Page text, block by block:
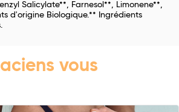
Salicylate**, Farnesol**, Limonene**,
d'origine Biologique.** Ingrédients
vous